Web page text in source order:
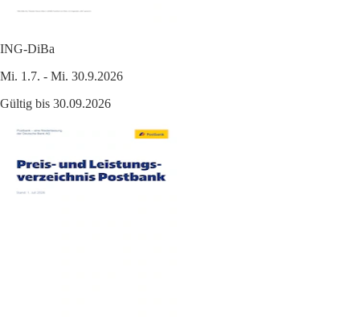
ING-DiBa
Mi. 1.7. - Mi. 30.9.2026
Gültig bis 30.09.2026